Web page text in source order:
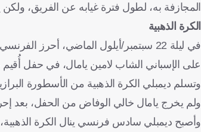
المجازفة به، لطول فترة غيابه عن الفريق، ولكن
الكرة الذهبية
في ليلة 22 سبتمبر/أيلول الماضي،
على الإسباني الشاب لامين يامال، في حفل
وتسلم ديمبلي الكرة الذهبية من الأسطورة
ولم يخرج يامال خالي الوفاض من الحفل، بعد